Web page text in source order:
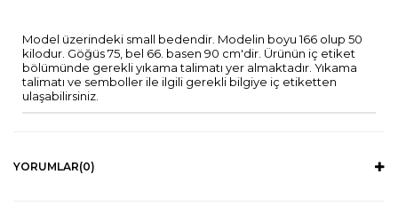
Model üzerindeki small bedendir. Modelin boyu 166 olup 50
kilodur. Göğüs 75, bel 66. basen 90 cm'dir. Ürünün iç etiket
bölümünde gerekli yıkama talimatı yer almaktadır. Yıkama
talimatı ve semboller ile ilgili gerekli bilgiye iç etiketten
ulaşabilirsiniz.
YORUMLAR(0)